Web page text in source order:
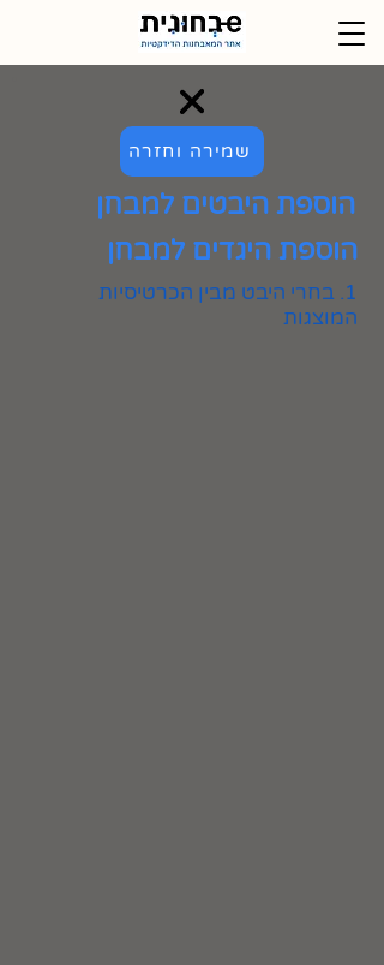
שמירה וחזרה
הוספת היבטים למבחן
הוספת היגדים למבחן
1. בחרי היבט מבין הכרטיסיות
המוצגות